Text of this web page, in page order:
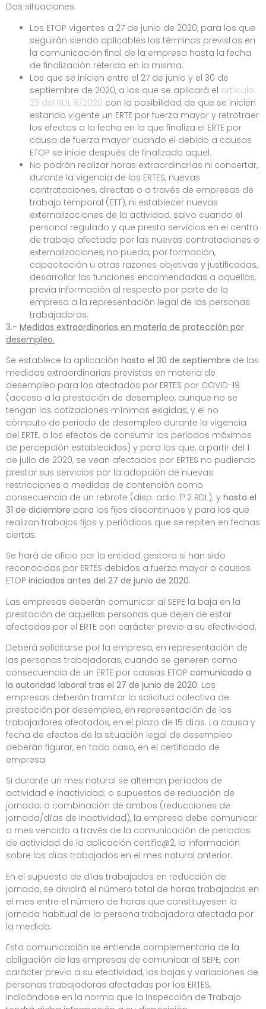
Dos situaciones:
Los ETOP vigentes a 27 de junio de 2020, para los que
seguirán siendo aplicables los términos previstos en
la comunicación final de la empresa hasta la fecha
de finalización referida en la misma.
Los que se inicien entre el 27 de junio y el 30 de
septiembre de 2020, a los que se aplicará el artículo
23 del RDL 8/2020 con la posibilidad de que se inicien
estando vigente un ERTE por fuerza mayor y retrotraer
los efectos a la fecha en la que finaliza el ERTE por
causa de fuerza mayor cuando el debido a causas
ETOP se inicie después de finalizado aquel.
No podrán realizar horas extraordinarias ni concertar,
durante la vigencia de los ERTES, nuevas
contrataciones, directas o a través de empresas de
trabajo temporal (ETT), ni establecer nuevas
externalizaciones de la actividad, salvo cuando el
personal regulado y que presta servicios en el centro
de trabajo afectado por las nuevas contrataciones o
externalizaciones, no pueda, por formación,
capacitación u otras razones objetivas y justificadas,
desarrollar las funciones encomendadas a aquellas,
previa información al respecto por parte de la
empresa a la representación legal de las personas
trabajadoras.
3.- Medidas extraordinarias en materia de protección por
desempleo.
Se establece la aplicación hasta el 30 de septiembre de las
medidas extraordinarias previstas en materia de
desempleo para los afectados por ERTES por COVID-19
(acceso a la prestación de desempleo, aunque no se
tengan las cotizaciones mínimas exigidas, y el no
cómputo de periodo de desempleo durante la vigencia
del ERTE, a los efectos de consumir los periodos máximos
de percepción establecidos) y para los que, a partir del 1
de julio de 2020, se vean afectados por ERTES no pudiendo
prestar sus servicios por la adopción de nuevas
restricciones o medidas de contención como
consecuencia de un rebrote (disp. adic. 1ª.2 RDL); y hasta el
31 de diciembre para los fijos discontinuos y para los que
realizan trabajos fijos y periódicos que se repiten en fechas
ciertas.
Se hará de oficio por la entidad gestora si han sido
reconocidas por ERTES debidos a fuerza mayor o causas
ETOP iniciados antes del 27 de junio de 2020.
Las empresas deberán comunicar al SEPE la baja en la
prestación de aquellas personas que dejen de estar
afectadas por el ERTE con carácter previo a su efectividad.
Deberá solicitarse por la empresa, en representación de
las personas trabajadoras, cuando se generen como
consecuencia de un ERTE por causas ETOP comunicado a
la autoridad laboral tras el 27 de junio de 2020. Las
empresas deberán tramitar la solicitud colectiva de
prestación por desempleo, en representación de los
trabajadores afectados, en el plazo de 15 días. La causa y
fecha de efectos de la situación legal de desempleo
deberán figurar, en todo caso, en el certificado de
empresa
Si durante un mes natural se alternan períodos de
actividad e inactividad; o supuestos de reducción de
jornada; o combinación de ambos (reducciones de
jornada/días de inactividad), la empresa debe comunicar
a mes vencido a través de la comunicación de periodos
de actividad de la aplicación certific@2, la información
sobre los días trabajados en el mes natural anterior.
En el supuesto de días trabajados en reducción de
jornada, se dividirá el número total de horas trabajadas en
el mes entre el número de horas que constituyesen la
jornada habitual de la persona trabajadora afectada por
la medida.
Esta comunicación se entiende complementaria de la
obligación de las empresas de comunicar al SEPE, con
carácter previo a su efectividad, las bajas y variaciones de
personas trabajadoras afectadas por los ERTES,
indicándose en la norma que la Inspección de Trabajo